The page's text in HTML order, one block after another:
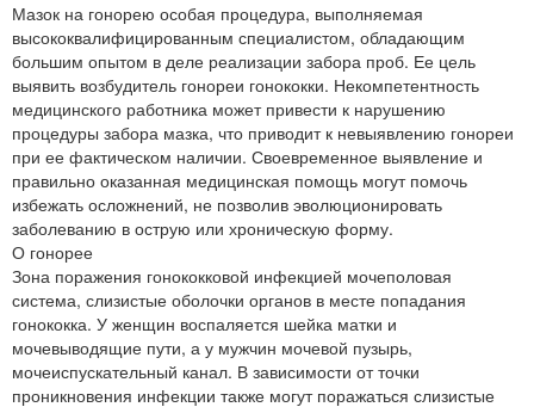
Мазок на гонорею особая процедура, выполняемая
высококвалифицированным специалистом, обладающим
большим опытом в деле реализации забора проб. Ее цель
выявить возбудитель гонореи гонококки. Некомпетентность
медицинского работника может привести к нарушению
процедуры забора мазка, что приводит к невыявлению гонореи
при ее фактическом наличии. Своевременное выявление и
правильно оказанная медицинская помощь могут помочь
избежать осложнений, не позволив эволюционировать
заболеванию в острую или хроническую форму.
О гонорее
Зона поражения гонококковой инфекцией мочеполовая
система, слизистые оболочки органов в месте попадания
гонококка. У женщин воспаляется шейка матки и
мочевыводящие пути, а у мужчин мочевой пузырь,
мочеиспускательный канал. В зависимости от точки
проникновения инфекции также могут поражаться слизистые